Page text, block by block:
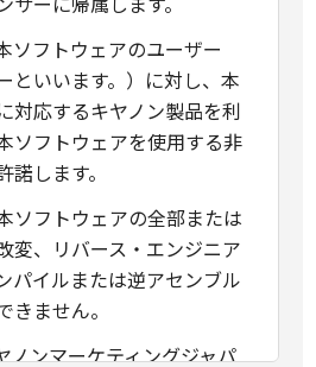
ソフトウェアのユーザー
といいます。）に対し、本
対応するキヤノン製品を利
ソフトウェアを使用する非
します。
ソフトウェアの全部または
変、リバース・エンジニア
パイルまたは逆アセンブル
きません。
ノンマーケティングジャパ